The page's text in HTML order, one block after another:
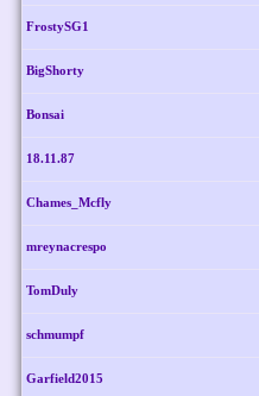
FrostySG1
BigShorty
Bonsai
18.11.87
Chames_Mcfly
mreynacrespo
TomDuly
schmumpf
Garfield2015